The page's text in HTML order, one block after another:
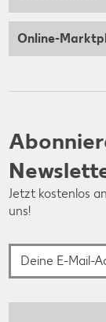
Online-
Jetzt kostenlos
uns!